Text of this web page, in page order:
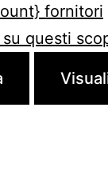
fornitori
questi